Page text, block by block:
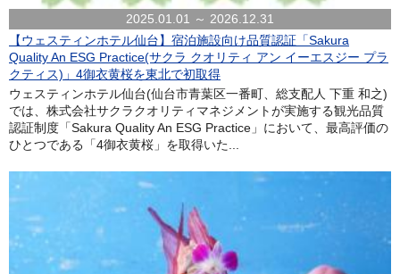
2025.01.01 ～ 2026.12.31
【ウェスティンホテル仙台】宿泊施設向け品質認証「Sakura
Quality An ESG Practice(サクラ クオリティ アン イーエスジー プラ
クティス)」4御衣黄桜を東北で初取得
ウェスティンホテル仙台(仙台市青葉区一番町、総支配人 下重 和之)
では、株式会社サクラクオリティマネジメントが実施する観光品質
認証制度「Sakura Quality An ESG Practice」において、最高評価の
ひとつである「4御衣黄桜」を取得いた...